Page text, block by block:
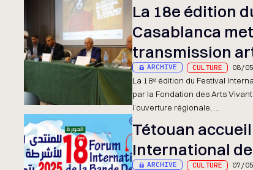
La 18e édition
Casablanca
transmission
ARCHIVE CULTURE 08/
La 18ᵉ édition du Festival
par la Fondation des Arts
l’ouverture régionale, ...
Tétouan
International
ARCHIVE CULTURE 07/